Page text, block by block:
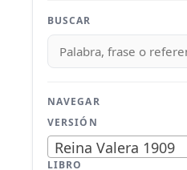
BUSCAR
NAVEGAR
VERSIÓN
Reina Valera 1909
LIBRO